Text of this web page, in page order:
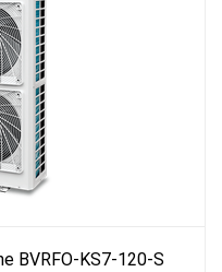
BVRFO-KS7-120-S